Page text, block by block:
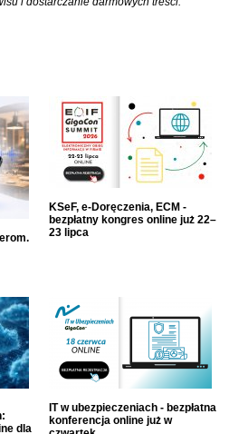
KSeF, e-Doręczenia, ECM -
bezpłatny kongres online już 22–
23 lipca
dla
IT w ubezpieczeniach - bezpłatna
konferencja online już w